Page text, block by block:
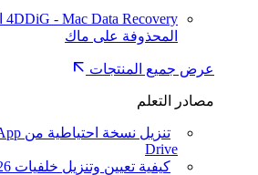
4DDiG - Mac Data Recovery
المحذوفة على ماك
عرض جميع المنتجات
مصادر التعلم
Drive
كيفية تعيين وتنزيل خلفيات iOS 26؟ دليل كامل